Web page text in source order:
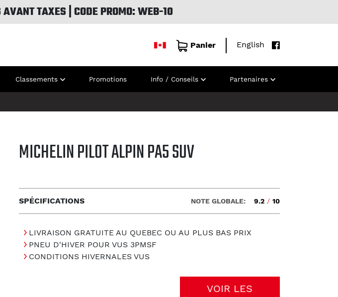
TAXES | CODE PROMO: WEB-10
Panier English
Classements Promotions Info / Conseils Partenaires
MICHELIN PILOT ALPIN PA5 SUV
SPÉCIFICATIONS NOTE GLOBALE: 9.2 / 10
LIVRAISON GRATUITE AU QUEBEC OU AU PLUS BAS PRIX
PNEU D'HIVER POUR VUS 3PMSF
CONDITIONS HIVERNALES VUS
VOIR LES